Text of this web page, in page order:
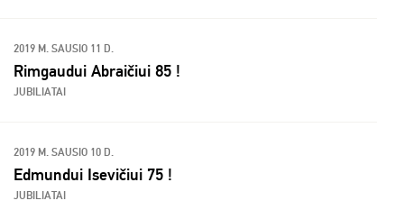
2019 M. SAUSIO 11 D.
Rimgaudui Abraičiui 85 !
JUBILIATAI
2019 M. SAUSIO 10 D.
Edmundui Isevičiui 75 !
JUBILIATAI